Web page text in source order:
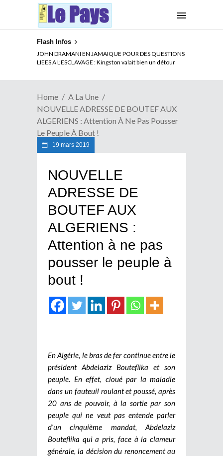
Flash Infos
JOHN DRAMANI EN JAMAIQUE POUR DES QUESTIONS
LIEES A L’ESCLAVAGE : Kingston valait bien un détour
ELECTION DE TALON A LA TETE DU SENAT BENINOIS :
Quand Patrice quitte le pouvoir sans partir !
Home
A La Une
NOUVELLE ADRESSE DE BOUTEF AUX
ALGERIENS : Attention À Ne Pas Pousser
Le Peuple À Bout !
19 mars 2019
NOUVELLE
ADRESSE DE
BOUTEF AUX
ALGERIENS :
Attention à ne pas
pousser le peuple à
bout !
En Algérie, le bras de fer continue entre le
président Abdelaziz Bouteflika et son
peuple. En effet, cloué par la maladie
dans un fauteuil roulant et poussé, après
20 ans de pouvoir, à la sortie par son
peuple qui ne veut pas entende parler
d’un cinquième mandat, Abdelaziz
Bouteflika qui a pris, face à la clameur
générale, la décision du renoncement au